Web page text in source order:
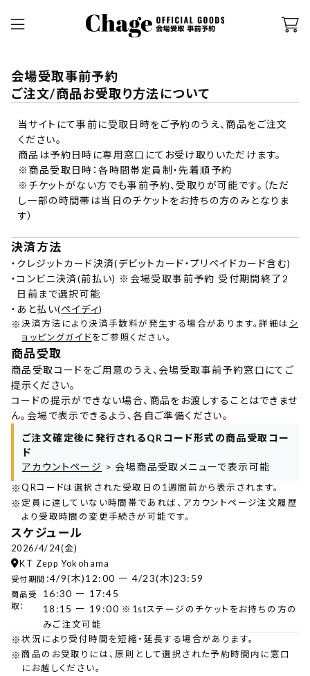
会場受取事前予約
ご注文/商品お受取り方法について
当サイトにて事前に受取日時をご予約のうえ、商品をご注文
ください。
商品は予約日時に専用窓口にてお受け取りいただけます。
※商品受取日時：各時間帯定員制・先着順予約
※チケットがない方でも事前予約、受取りが可能です。（ただ
し一部の時間帯は当日のチケットをお持ちの方のみとなりま
す）
決済方法
・ クレジットカード決済(デビットカード・プリペイドカード含む)
・コンビニ決済(前払い) ※会場受取事前予約 受付期間終了2
日前まで選択可能
・ あと払い(ペイディ)
※決済方法により決済手数料が発生する場合があります。詳細は シ
ョッピングガイド をご参照ください。
商品受取
商品受取コードをご用意のうえ、会場受取事前予約窓口にてご
提示ください。
コードの提示ができない場合、商品をお渡しすることはできませ
ん。会場で表示できるよう、各自ご準備ください。
ご注文確定後に発行されるQRコード形式の商品受取コー
ド
アカウントページ > 会場商品受取メニューで表示可能
※QRコードは選択された受取日の1週間前から表示されます。
※定員に達していない時間帯であれば、アカウントページ注文履歴
より受取時間の変更手続きが可能です。
スケジュール
2026/4/24(金)
KT Zepp Yokohama
受付期間：4/9(木)12:00 ー 4/23(木)23:59
商品受
取：
16:30 ー 17:45
18:15 ー 19:00 ※1stステージのチケットをお持ちの方の
みご注文可能
※状況により受付時間を短縮・延長する場合があります。
※商品のお受取りには、原則として選択された予約時間内に窓口
にお越しください。